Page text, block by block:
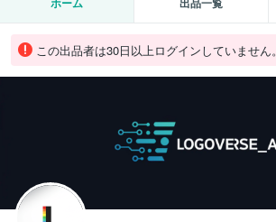
この出品者は30日以上ログインしていません。